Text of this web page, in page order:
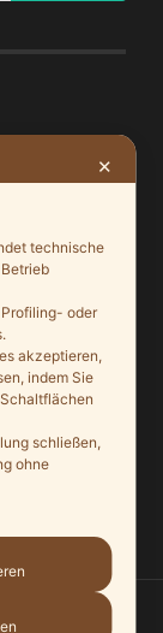
HOCH ↑
✕
technische
oder
akzeptieren,
indem Sie
schließen,
ohne